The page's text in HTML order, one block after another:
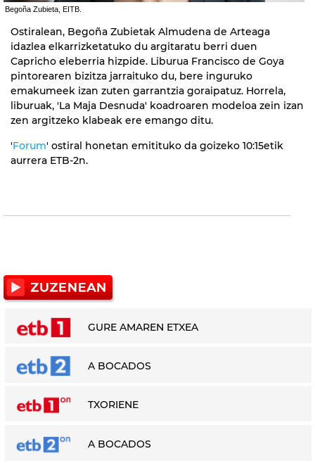
Begoña Zubieta, EITB.
Ostiralean, Begoña Zubietak Almudena de Arteaga
idazlea elkarrizketatuko du argitaratu berri duen
Capricho eleberria hizpide. Liburua Francisco de Goya
pintorearen bizitza jarraituko du, bere inguruko
emakumeek izan zuten garrantzia goraipatuz. Horrela,
liburuak, 'La Maja Desnuda' koadroaren modeloa zein izan
zen argitzeko klabeak ere emango ditu.
'Forum' ostiral honetan emitituko da goizeko 10:15etik
aurrera ETB-2n.
GURE AMAREN ETXEA
A BOCADOS
TXORIENE
A BOCADOS